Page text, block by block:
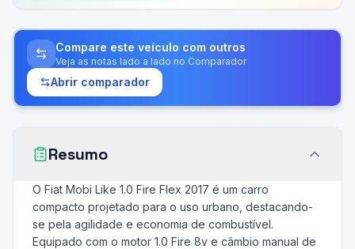
Compare este veículo com outros
Veja as notas lado a lado no Comparador
Abrir comparador
Resumo
O Fiat Mobi Like 1.0 Fire Flex 2017 é um carro
compacto projetado para o uso urbano, destacando-
se pela agilidade e economia de combustível.
Equipado com o motor 1.0 Fire 8v e câmbio manual de